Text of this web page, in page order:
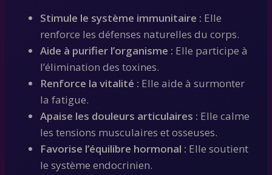
Stimule le système immunitaire : Elle
renforce les défenses naturelles du corps.
Aide à purifier l’organisme : Elle participe à
l’élimination des toxines.
Renforce la vitalité : Elle aide à surmonter
la fatigue.
Apaise les douleurs articulaires : Elle calme
les tensions musculaires et osseuses.
Favorise l’équilibre hormonal : Elle soutient
le système endocrinien.